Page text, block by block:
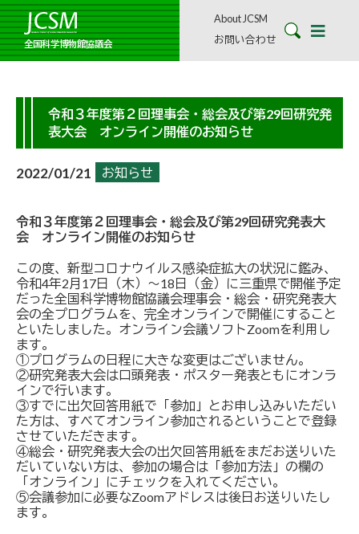
全国科学博物館協議会
About JCSM
お問い合わせ
令和３年度第２回理事会・総会及び第29回研究発
表大会 オンライン開催のお知らせ
2022/01/21 お知らせ
令和３年度第２回理事会・総会及び第29回研究発表大
会 オンライン開催のお知らせ
この度、新型コロナウイルス感染症拡大の状況に鑑み、
令和4年2月17日（木）～18日（金）に三重県で開催予定
だった全国科学博物館協議会理事会・総会・研究発表大
会の全プログラムを、完全オンラインで開催にすること
といたしました。オンライン会議ソフトZoomを利用し
ます。
①プログラムの日程に大きな変更はございません。
②研究発表大会は口頭発表・ポスター発表ともにオンラ
インで行います。
③すでに出欠回答用紙で「参加」とお申し込みいただい
た方は、すべてオンライン参加されるということで登録
させていただきます。
④総会・研究発表大会の出欠回答用紙をまだお送りいた
だいていない方は、参加の場合は「参加方法」の欄の
「オンライン」にチェックを入れてください。
⑤会議参加に必要なZoomアドレスは後日お送りいたし
ます。